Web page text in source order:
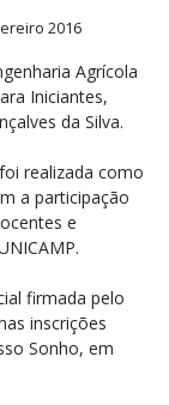
2016
Agrícola
Iniciantes,
da Silva.
realizada como
a participação
e
firmada pelo
inscrições
Sonho, em